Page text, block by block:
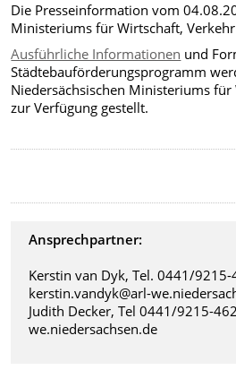
Die Presseinformation vom
Ministeriums für Wirtschaft,
Ausführliche Informationen und
Städtebauförderungsprogramm
Niedersächsischen Ministeriums
zur Verfügung gestellt.
Ansprechpartner:
Kerstin van Dyk, Tel. 0441/9215-
kerstin.vandyk@arl-
Judith Decker, Tel 0441/9215-
we.niedersachsen.de